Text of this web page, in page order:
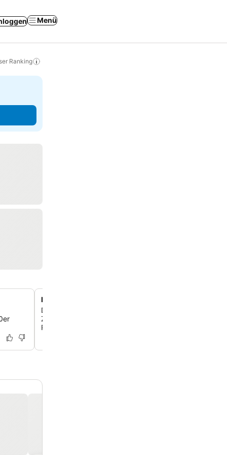
Menü
Ranking
Nur wenige Schritte von Restaurants am Española
Das Hotel liegt direkt am Española Way und bietet dir
Zugang zu einer lebhaften Fußgängerzone mit
Restaurants, Cafés und Ausgehmöglichkeiten.